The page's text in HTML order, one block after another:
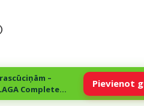
–
Complete
kg
Pievienot